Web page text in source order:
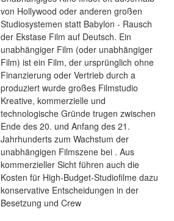
von Hollywood oder anderen großen
Studiosystemen statt Babylon - Rausch
der Ekstase Film auf Deutsch. Ein
unabhängiger Film (oder unabhängiger
Film) ist ein Film, der ursprünglich ohne
Finanzierung oder Vertrieb durch a
produziert wurde großes Filmstudio
Kreative, kommerzielle und
technologische Gründe trugen zwischen
Ende des 20. und Anfang des 21.
Jahrhunderts zum Wachstum der
unabhängigen Filmszene bei . Aus
kommerzieller Sicht führen auch die
Kosten für High-Budget-Studiofilme dazu
konservative Entscheidungen in der
Besetzung und Crew